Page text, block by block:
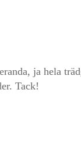
ja hela
Tack!